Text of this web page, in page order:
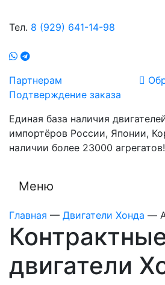
Тел. 8 (929) 641-14-98
Партнерам
Подтверждение заказа
Единая база наличия
импортёров России, Японии,
наличии более 23000 агрегатов!
Меню
Главная — Двигатели Хонда —
двигатели